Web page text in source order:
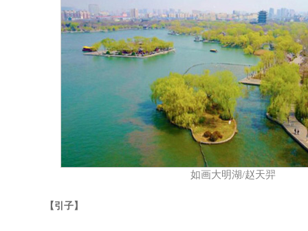
如画大明湖/赵天羿
【引子】